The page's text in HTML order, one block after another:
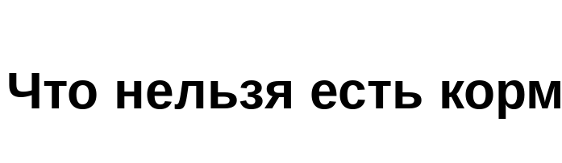
Что нельзя есть